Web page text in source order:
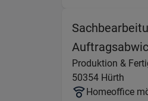
Produktion &
50354 Hürth
Homeoffice